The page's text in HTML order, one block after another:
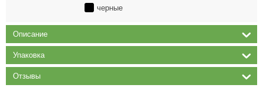
черные
Описание
Упаковка
Отзывы